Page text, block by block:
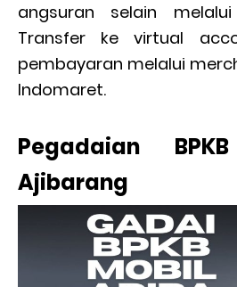
angsuran selain
Transfer ke virtual
pembayaran melalui
Indomaret.
Pegadaian
Ajibarang